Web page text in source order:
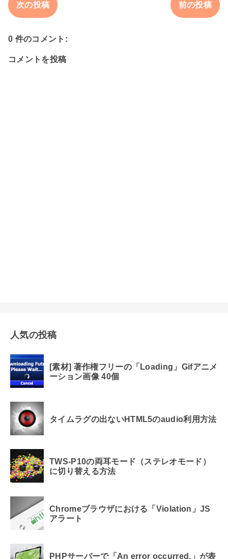
次の投稿 前の投稿
0 件のコメント:
コメントを投稿
人気の投稿
[素材] 著作権フリーの「Loading」Gifアニメ
ーション画像 40個
タイムラグの出ないHTML5のaudio利用方法
TWS-P10の両耳モード（ステレオモード）
に切り替える方法
Chromeブラウザにおける「Violation」JS
アラート
PHPサーバーで「An error occurred.」が表